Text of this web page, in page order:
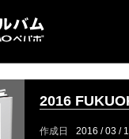
2016
作成日 2016 / 03 /